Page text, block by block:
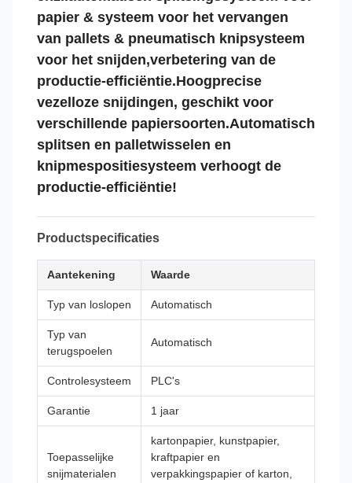
papier & systeem voor het vervangen
van pallets & pneumatisch knipsysteem
voor het snijden,verbetering van de
productie-efficiëntie.Hoogprecise
vezelloze snijdingen, geschikt voor
verschillende papiersoorten.Automatisch
splitsen en palletwisselen en
knipmespositiesysteem verhoogt de
productie-efficiëntie!
Productspecificaties
Aantekening Waarde
Typ van loslopen Automatisch
Typ van
terugspoelen
Automatisch
Controlesysteem PLC's
Garantie 1 jaar
Toepasselijke
snijmaterialen
kartonpapier, kunstpapier,
kraftpapier en
verpakkingspapier of karton,